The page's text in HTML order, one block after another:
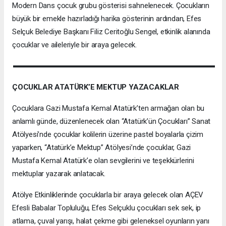
Modern Dans çocuk grubu gösterisi sahnelenecek. Çocukların
büyük bir emekle hazırladığı harika gösterinin ardından, Efes
Selçuk Belediye Başkanı Filiz Ceritoğlu Sengel, etkinlik alanında
çocuklar ve aileleriyle bir araya gelecek.
ÇOCUKLAR ATATÜRK’E MEKTUP YAZACAKLAR
Çocuklara Gazi Mustafa Kemal Atatürk’ten armağan olan bu
anlamlı günde, düzenlenecek olan “Atatürk’ün Çocukları” Sanat
Atölyesi’nde çocuklar kolilerin üzerine pastel boyalarla çizim
yaparken, “Atatürk’e Mektup” Atölyesi’nde çocuklar, Gazi
Mustafa Kemal Atatürk’e olan sevgilerini ve teşekkürlerini
mektuplar yazarak anlatacak.
Atölye Etkinliklerinde çocuklarla bir araya gelecek olan AÇEV
Efesli Babalar Topluluğu, Efes Selçuklu çocukları sek sek, ip
atlama, çuval yarışı, halat çekme gibi geleneksel oyunların yanı